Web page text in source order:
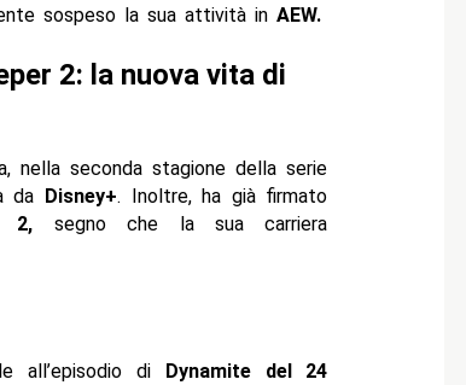
sospeso la sua attività in AEW.
2: la nuova vita di
nella seconda stagione della serie
da Disney+. Inoltre, ha già firmato
2, segno che la sua carriera
all’episodio di Dynamite del 24